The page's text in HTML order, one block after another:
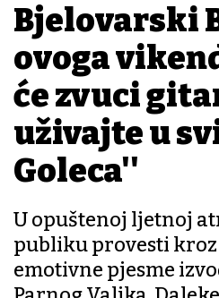
Bjelovarski
ovoga
će zvuci
uživajte u
Goleca''
U opuštenoj ljetnoj
publiku provesti
emotivne pjesme